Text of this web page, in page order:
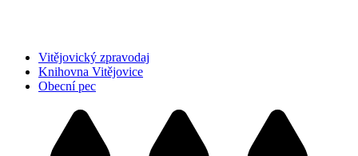
Vitějovický zpravodaj
Knihovna Vitějovice
Obecní pec